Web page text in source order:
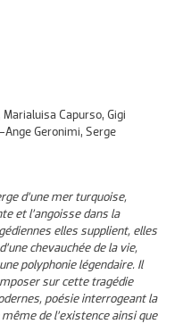
Capurso, Gigi
Geronimi, Serge
d’une mer turquoise,
et l’angoisse dans la
elles supplient, elles
chevauchée de la vie,
polyphonie légendaire. Il
sur cette tragédie
poésie interrogeant la
de l’existence ainsi que